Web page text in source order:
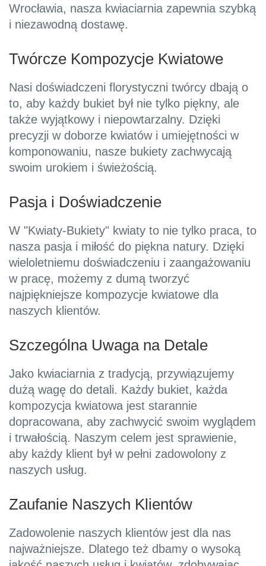
Wrocławia, nasza kwiaciarnia zapewnia szybką
i niezawodną dostawę.
Twórcze Kompozycje Kwiatowe
Nasi doświadczeni florystyczni twórcy dbają o
to, aby każdy bukiet był nie tylko piękny, ale
także wyjątkowy i niepowtarzalny. Dzięki
precyzji w doborze kwiatów i umiejętności w
komponowaniu, nasze bukiety zachwycają
swoim urokiem i świeżością.
Pasja i Doświadczenie
W "Kwiaty-Bukiety" kwiaty to nie tylko praca, to
nasza pasja i miłość do piękna natury. Dzięki
wieloletniemu doświadczeniu i zaangażowaniu
w pracę, możemy z dumą tworzyć
najpiękniejsze kompozycje kwiatowe dla
naszych klientów.
Szczególna Uwaga na Detale
Jako kwiaciarnia z tradycją, przywiązujemy
dużą wagę do detali. Każdy bukiet, każda
kompozycja kwiatowa jest starannie
dopracowana, aby zachwycić swoim wyglądem
i trwałością. Naszym celem jest sprawienie,
aby każdy klient był w pełni zadowolony z
naszych usług.
Zaufanie Naszych Klientów
Zadowolenie naszych klientów jest dla nas
najważniejsze. Dlatego też dbamy o wysoką